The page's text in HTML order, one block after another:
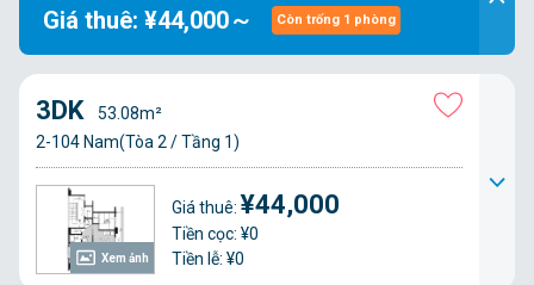
Giá thuê: ¥44,000～ Còn trống 1 phòng
Xem ảnh
3DK
53.08m²
2-104 Nam(Tòa 2 / Tầng 1)
Giá thuê: ¥44,000
Tiền cọc: ¥0
Tiền lễ: ¥0